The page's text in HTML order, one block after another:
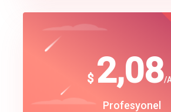
crm auto cync
track energy costs
$ 2,08/
Profesyonel
$
180
Start Up
Best Choice